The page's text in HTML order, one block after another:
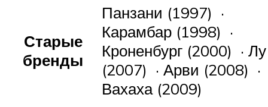
Старые
бренды
Панзани (1997) ·
Карамбар (1998) ·
Кроненбург (2000) · Лу
(2007) · Арви (2008) ·
Вахаха (2009)